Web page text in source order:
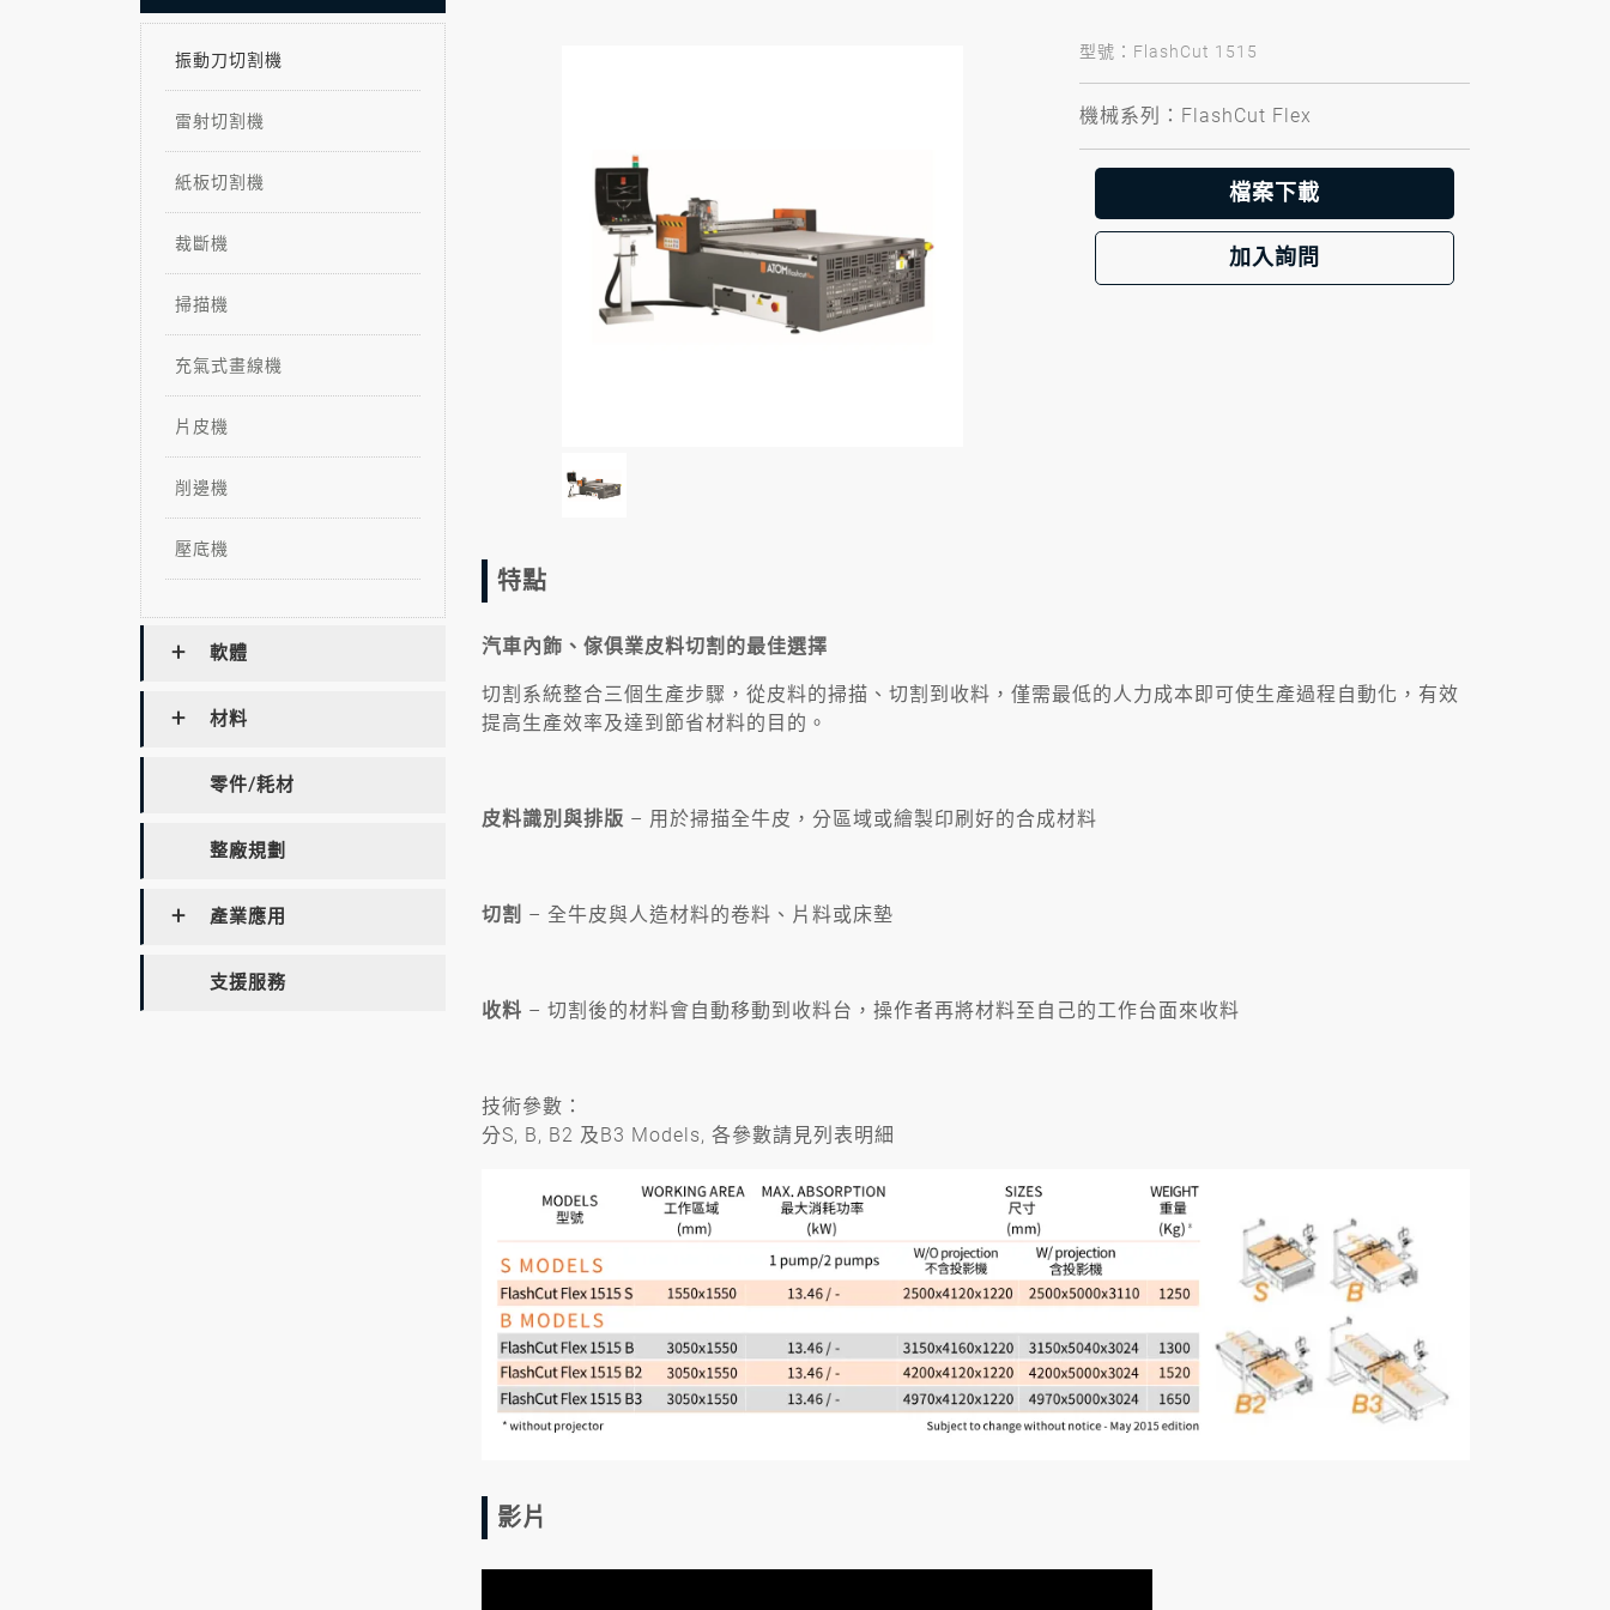
振動刀切割機
雷射切割機
紙板切割機
裁斷機
掃描機
充氣式畫線機
片皮機
削邊機
壓底機
軟體
材料
零件/耗材
整廠規劃
產業應用
支援服務
型號：FlashCut 1515
機械系列：FlashCut Flex
檔案下載
加入詢問
特點
汽車內飾、傢俱業皮料切割的最佳選擇
切割系統整合三個生產步驟，從皮料的掃描、切割到收料，僅需最低的人力成本即可使生產過程自動化，有效
提高生產效率及達到節省材料的目的。
皮料識別與排版 – 用於掃描全牛皮，分區域或繪製印刷好的合成材料
切割 – 全牛皮與人造材料的卷料、片料或床墊
收料 – 切割後的材料會自動移動到收料台，操作者再將材料至自己的工作台面來收料
技術參數：
分S, B, B2 及B3 Models, 各參數請見列表明細
影片